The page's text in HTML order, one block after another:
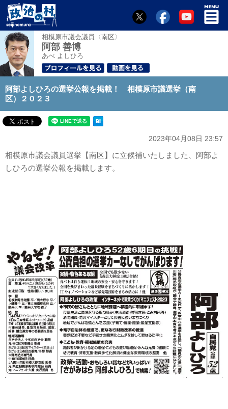
相模原市議会議員〈南区〉
阿部 善博
あべ よしひろ
阿部よしひろの選挙公報を掲載！ 相模原市議選挙（南
区）２０２３
2023年04月08日 23:57
相模原市議会議員選挙【南区】に立候補いたしました、阿部よ
しひろの選挙公報を掲載します。